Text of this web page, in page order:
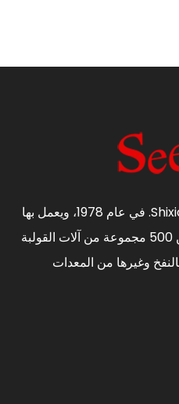
تم تأسيس Shixia Holding Co., Ltd. في عام 1978، ويعمل بها
أكثر من 1300 موظف وأكثر من 500 مجموعة من آلات القولبة
وغيرها من المعدات